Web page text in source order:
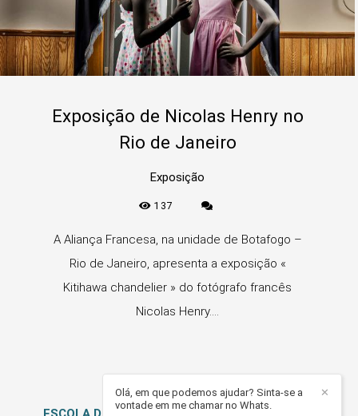
Exposição de Nicolas Henry no
Rio de Janeiro
Exposição
137
A Aliança Francesa, na unidade de Botafogo –
Rio de Janeiro, apresenta a exposição «
Kitihawa chandelier » do fotógrafo francês
Nicolas Henry....
✕
Olá, em que podemos ajudar? Sinta-se a
vontade em me chamar no Whats.